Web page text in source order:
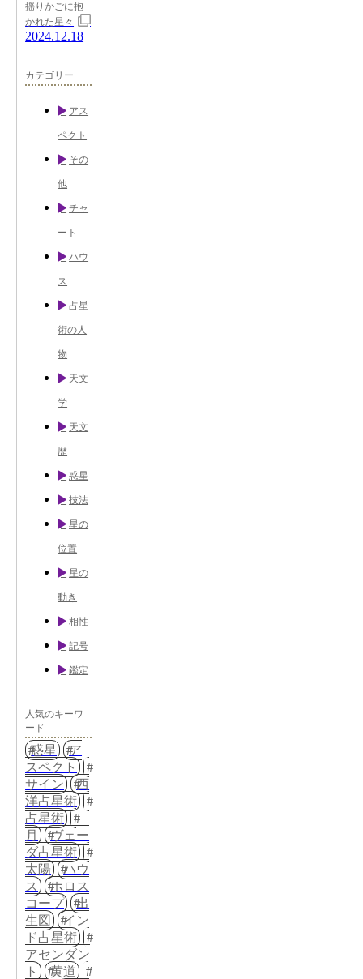
揺りかごに抱
かれた星々
2024.12.18
カテゴリー
アス
ペクト
その
他
チャ
ート
ハウ
ス
占星
術の人
物
天文
学
天文
歴
惑星
技法
星の
位置
星の
動き
相性
記号
鑑定
人気のキーワ
ード
惑星
ア
スペクト
サイン
西
洋占星術
占星術
月
ヴェー
ダ占星術
太陽
ハウ
ス
ホロス
コープ
出
生図
イン
ド占星術
アセンダン
ト
黄道